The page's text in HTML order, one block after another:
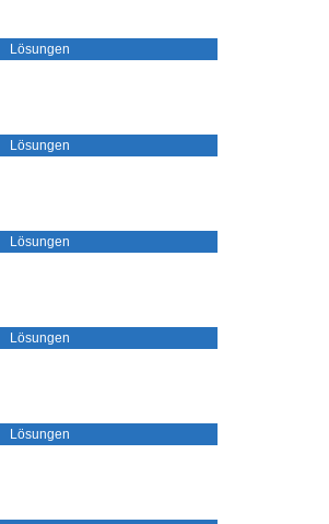
Lösungen
Lösungen
Lösungen
Lösungen
Lösungen